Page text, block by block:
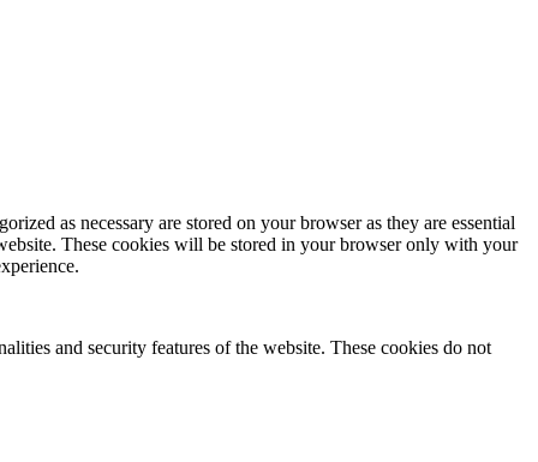
as necessary are stored on your browser as they are essential
These cookies will be stored in your browser only with your
and security features of the website. These cookies do not